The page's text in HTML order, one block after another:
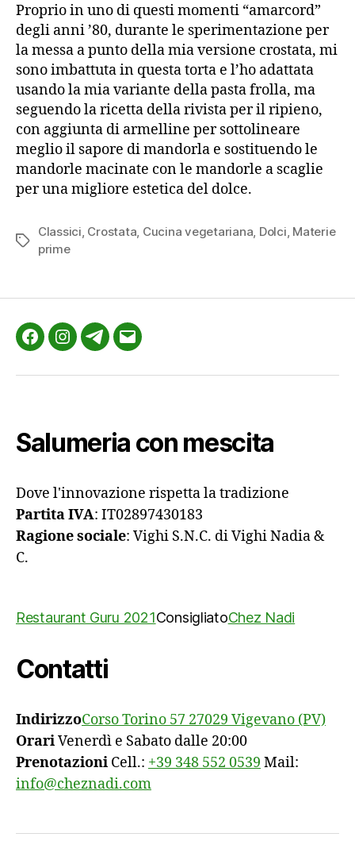
Proprio in uno di questi momenti “amarcord”
degli anni ’80, durante le sperimentazione per
la messa a punto della mia versione crostata, mi
sono imbattuta in questa torta e l’ho adattata
usando la mia variante della pasta frolla, ma
seguendo la ricetta della rivista per il ripieno,
con aggiunta di armelline per sottolineare
meglio il sapore di mandorla e sostituendo le
mandorle macinate con le mandorle a scaglie
per una migliore estetica del dolce.
Tag
Classici, Crostata, Cucina vegetariana, Dolci, Materie
prime
FacebookInstagram
Telegram
Email
Salumeria con mescita
Dove l'innovazione rispetta la tradizione
Partita IVA: IT02897430183
Ragione sociale: Vighi S.N.C. di Vighi Nadia &
C.
Restaurant Guru 2021ConsigliatoChez Nadi
Contatti
IndirizzoCorso Torino 57 27029 Vigevano (PV)
OrariVenerdì e Sabato dalle 20:00
Prenotazioni Cell.: +39 348 552 0539 Mail:
info@cheznadi.com